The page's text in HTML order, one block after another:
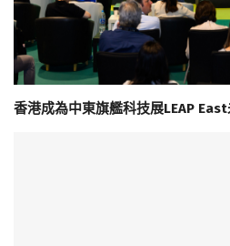
香港成為中東旗艦科技展LEAP